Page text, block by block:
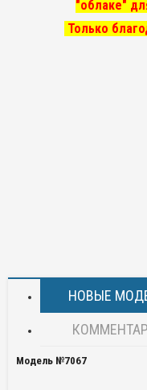
"облаке"
Только
НОВЫЕ
Модель №7067